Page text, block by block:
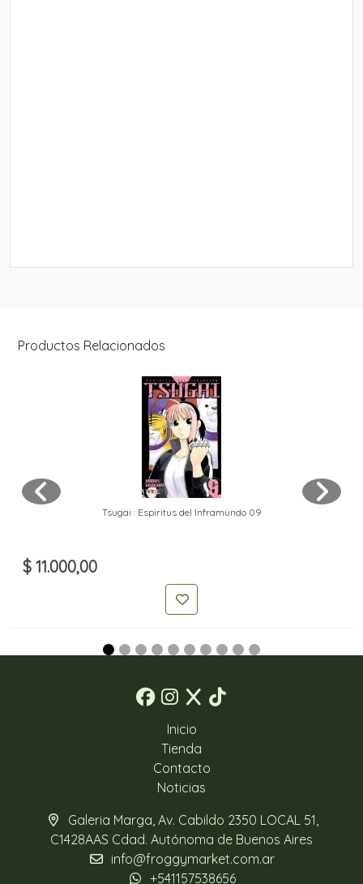
Productos Relacionados
Tsugai : Espiritus del Inframundo 09
$ 11.000,00
Inicio
Tienda
Contacto
Noticias
Galeria Marga, Av. Cabildo 2350 LOCAL 51,
C1428AAS Cdad. Autónoma de Buenos Aires
info@froggymarket.com.ar
+541157538656